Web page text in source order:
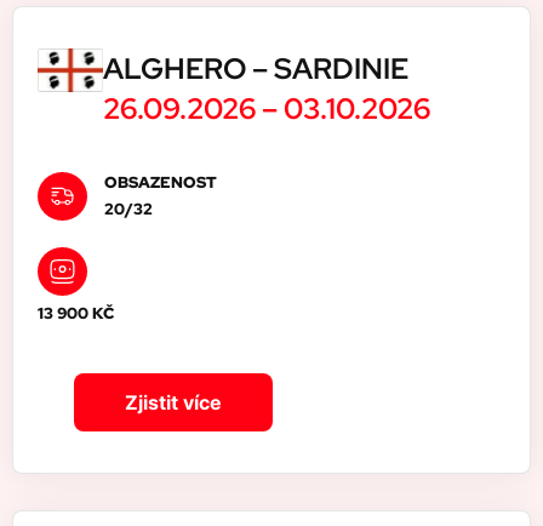
ALGHERO – SARDINIE
26.09.2026 –03.10.2026
OBSAZENOST
20/32
13 900 KČ
Zjistit více